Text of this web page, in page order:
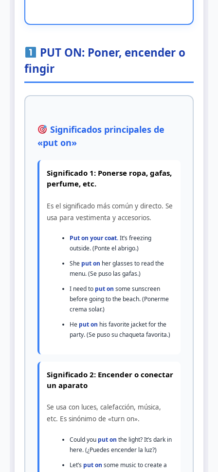
PUT ON: Poner, encender o
fingir
Significados principales de
«put on»
Significado 1: Ponerse ropa, gafas,
perfume, etc.
Es el significado más común y directo. Se
usa para vestimenta y accesorios.
Put on your coat.It’s freezing
outside. (Ponte el abrigo.)
She put on her glasses to read the
menu. (Se puso las gafas.)
I need to put on some sunscreen
before going to the beach. (Ponerme
crema solar.)
He put on his favorite jacket for the
party. (Se puso su chaqueta favorita.)
Significado 2: Encender o conectar
un aparato
Se usa con luces, calefacción, música,
etc. Es sinónimo de «turn on».
Could you put on the light? It’s dark in
here. (¿Puedes encender la luz?)
Let’s put on some music to create a